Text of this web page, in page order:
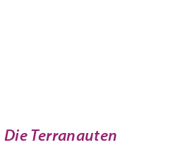
Die Terranauten